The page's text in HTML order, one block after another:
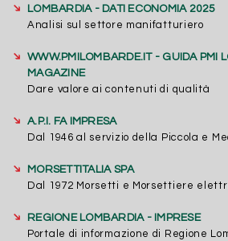
➔
LOMBARDIA - DATI ECONOMIA 2025
Analisi sul settore manifatturiero
➔
WWW.PMILOMBARDE.IT - GUIDA PMI
MAGAZINE
Dare valore ai contenuti di qualità
➔
A.P.I. FA IMPRESA
Dal 1946 al servizio della Piccola e
➔
MORSETTITALIA SPA
Dal 1972 Morsetti e Morsettiere
➔
REGIONE LOMBARDIA - IMPRESE
Portale di informazione di Regione